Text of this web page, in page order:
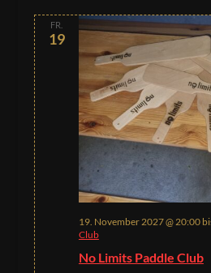
FR.
19
No Limits Paddle Club
19. November 2027 @ 20:00
Club